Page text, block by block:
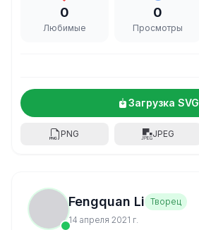
0
Любимые
0
Просмотры
Загрузка SVG
PNG JPEG
Fengquan Li Творец
14 апреля 2021 г.